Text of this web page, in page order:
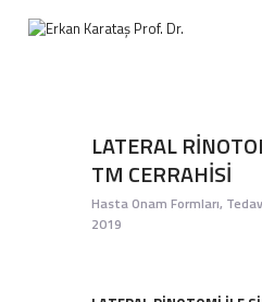
ANASAYFA
HAKKIMDA
TEDAVILER
CERRAHILER
VIDEO KBB
LATERAL
TM CERRAHİSİ
Hasta Onam Formları,
2019